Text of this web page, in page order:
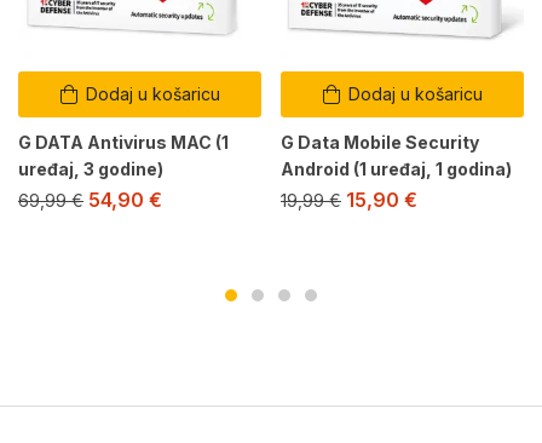
Dodaj u košaricu
G DATA Antivirus MAC (1
uređaj, 3 godine)
69,99€ 54,90 €
Dodaj u košaricu
G Data Mobile Security
Android (1 uređaj, 1 godina)
19,99€ 15,90 €